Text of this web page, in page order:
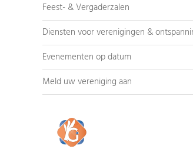
Feest- & Vergaderzalen
Diensten voor verenigingen &
Evenementen op datum
Meld uw vereniging aan